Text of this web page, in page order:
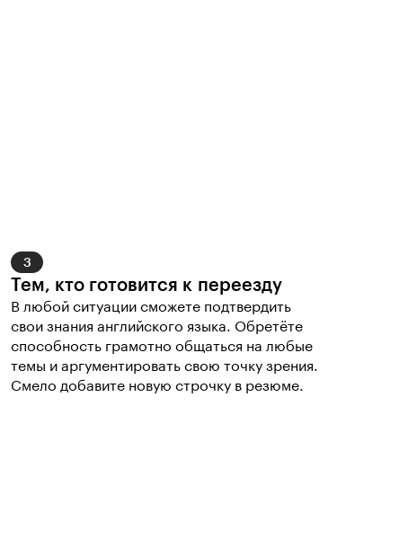
3
Тем, кто готовится к переезду
В любой ситуации сможете подтвердить
свои знания английского языка. Обретёте
способность грамотно общаться на любые
темы и аргументировать свою точку зрения.
Смело добавите новую строчку в резюме.